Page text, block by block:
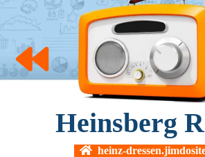
Heinsberg
heinz-